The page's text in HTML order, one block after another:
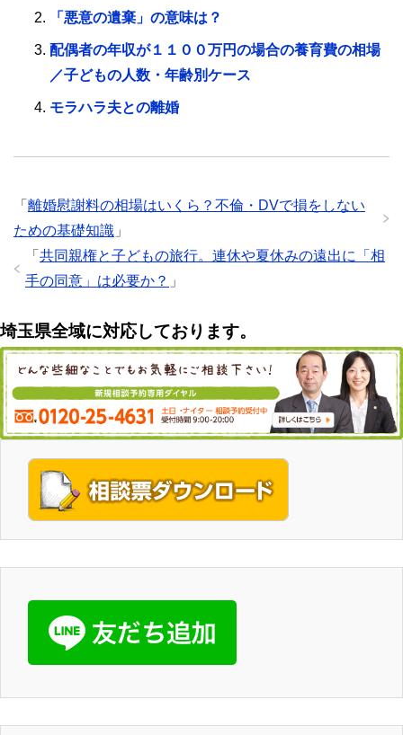
「悪意の遺棄」の意味は？
配偶者の年収が１１００万円の場合の養育費の相場
／子どもの人数・年齢別ケース
モラハラ夫との離婚
「 離婚慰謝料の相場はいくら？不倫・DVで損をしない
ための基礎知識 」
「 共同親権と子どもの旅行。連休や夏休みの遠出に「相
手の同意」は必要か？ 」
埼玉県全域に対応しております。